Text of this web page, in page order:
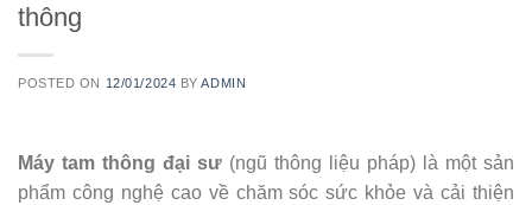
thông
POSTED ON 12/01/2024 BYADMIN
Máy tam thông đại sư (ngũ thông liệu pháp) là một sản
phẩm công nghệ cao về chăm sóc sức khỏe và cải thiện